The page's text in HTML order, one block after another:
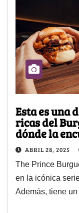
Esta es una
ricas del
dónde la
ABRIL 28, 2025
The Prince
en la icónica
Además, tiene